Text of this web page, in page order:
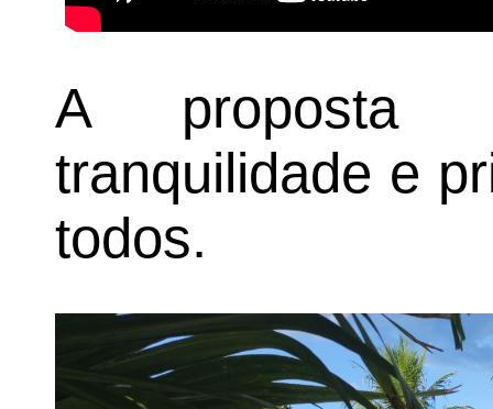
A proposta
tranquilidade e
todos.